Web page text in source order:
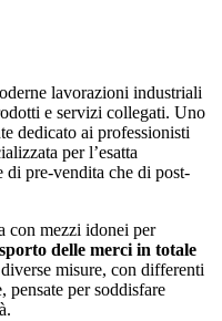
lavorazioni industriali
e servizi collegati. Uno
dedicato ai professionisti
per l’esatta
pre-vendita che di post-
con mezzi idonei per
delle merci in totale
misure, con differenti
pensate per soddisfare